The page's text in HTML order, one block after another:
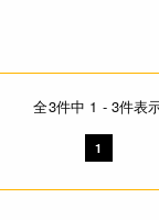
全3件中 1 - 3件表
1